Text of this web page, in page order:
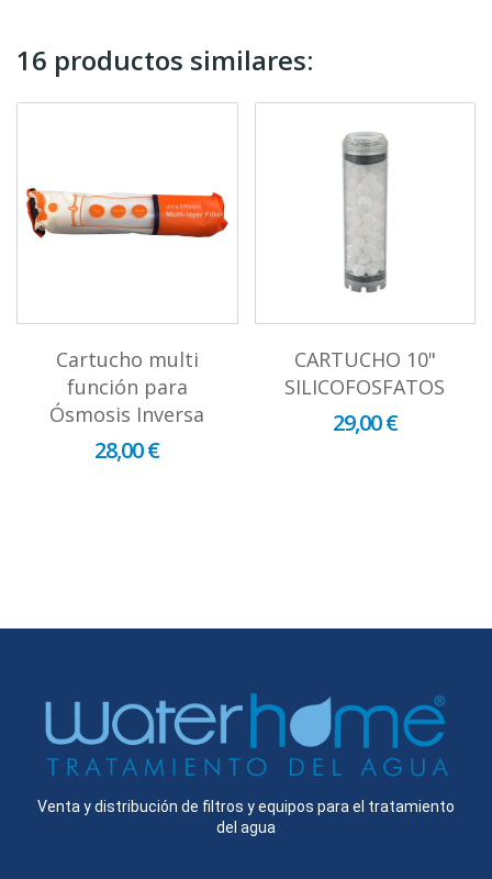
16 productos similares:
Cartucho multi
función para
Ósmosis Inversa
28,00 €
CARTUCHO 10"
SILICOFOSFATOS
29,00 €
Venta y distribución de filtros y equipos para el tratamiento
del agua